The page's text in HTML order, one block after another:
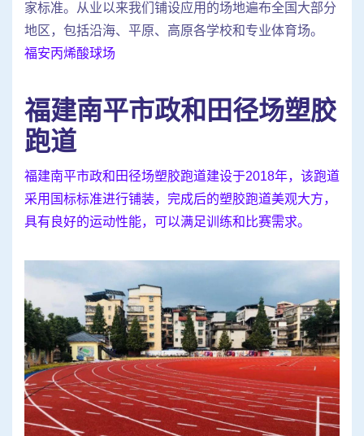
家标准。从业以来我们铺设应用的场地遍布全国大部分
地区，包括沿海、平原、高原各学校和专业体育场。
福安丙烯酸球场
福建南平市政和田径场塑胶
跑道
福建南平市政和田径场塑胶跑道建设于2018年，该跑道
采用国标标准进行铺装，完成后的塑胶跑道美观大方，
具有良好的运动性能，可以满足训练和比赛需求。